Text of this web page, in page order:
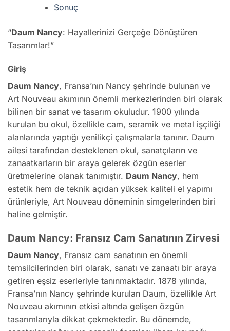
Sonuç
“Daum Nancy: Hayallerinizi Gerçeğe Dönüştüren
Tasarımlar!”
Giriş
Daum Nancy, Fransa’nın Nancy şehrinde bulunan ve
Art Nouveau akımının önemli merkezlerinden biri olarak
bilinen bir sanat ve tasarım okuludur. 1900 yılında
kurulan bu okul, özellikle cam, seramik ve metal işçiliği
alanlarında yaptığı yenilikçi çalışmalarla tanınır. Daum
ailesi tarafından desteklenen okul, sanatçıların ve
zanaatkarların bir araya gelerek özgün eserler
üretmelerine olanak tanımıştır. Daum Nancy, hem
estetik hem de teknik açıdan yüksek kaliteli el yapımı
ürünleriyle, Art Nouveau döneminin simgelerinden biri
haline gelmiştir.
Daum Nancy: Fransız Cam Sanatının Zirvesi
Daum Nancy, Fransız cam sanatının en önemli
temsilcilerinden biri olarak, sanatı ve zanaatı bir araya
getiren eşsiz eserleriyle tanınmaktadır. 1878 yılında,
Fransa’nın Nancy şehrinde kurulan Daum, özellikle Art
Nouveau akımının etkisi altında gelişen özgün
tasarımlarıyla dikkat çekmektedir. Bu dönemde,